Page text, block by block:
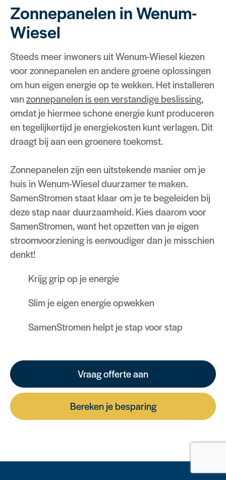
Zonnepanelen in Wenum-
Wiesel
Steeds meer inwoners uit Wenum-Wiesel kiezen
voor zonnepanelen en andere groene oplossingen
om hun eigen energie op te wekken. Het installeren
vanzonnepanelen is een verstandige beslissing,
omdat je hiermee schone energie kunt produceren
en tegelijkertijd je energiekosten kunt verlagen. Dit
draagt bij aan een groenere toekomst.
Zonnepanelen zijn een uitstekende manier om je
huis in Wenum-Wiesel duurzamer te maken.
SamenStromen staat klaar om je te begeleiden bij
deze stap naar duurzaamheid. Kies daarom voor
SamenStromen, want het opzetten van je eigen
stroomvoorziening is eenvoudiger dan je misschien
denkt!
Krijg grip op je energie
Slim je eigen energie opwekken
SamenStromen helpt je stap voor stap
Vraag offerte aan
Bereken je besparing